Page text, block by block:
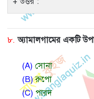
৮. অ্যামালগামের একটি
(A) সােনা
(B)রুপাে
(C) পারদ